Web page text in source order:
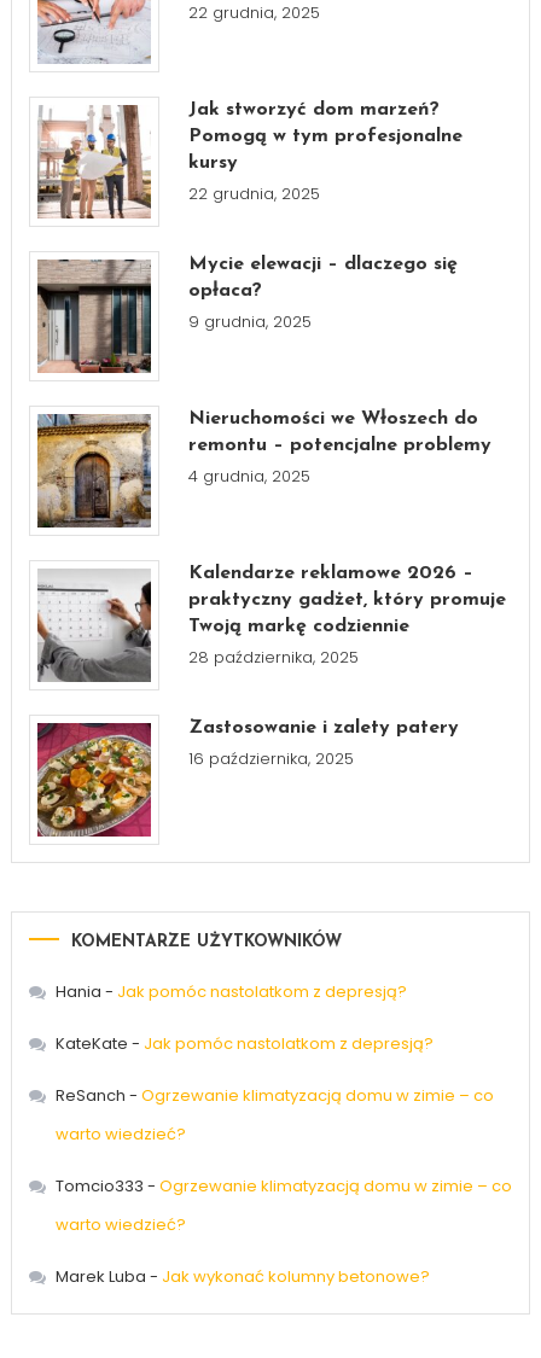
22 grudnia, 2025
Jak stworzyć dom marzeń?
Pomogą w tym profesjonalne
kursy
22 grudnia, 2025
Mycie elewacji – dlaczego się
opłaca?
9 grudnia, 2025
Nieruchomości we Włoszech do
remontu – potencjalne problemy
4 grudnia, 2025
Kalendarze reklamowe 2026 –
praktyczny gadżet, który promuje
Twoją markę codziennie
28 października, 2025
Zastosowanie i zalety patery
16 października, 2025
KOMENTARZE UŻYTKOWNIKÓW
Hania - Jak pomóc nastolatkom z depresją?
KateKate - Jak pomóc nastolatkom z depresją?
ReSanch - Ogrzewanie klimatyzacją domu w zimie – co
warto wiedzieć?
Tomcio333 - Ogrzewanie klimatyzacją domu w zimie – co
warto wiedzieć?
Marek Luba - Jak wykonać kolumny betonowe?